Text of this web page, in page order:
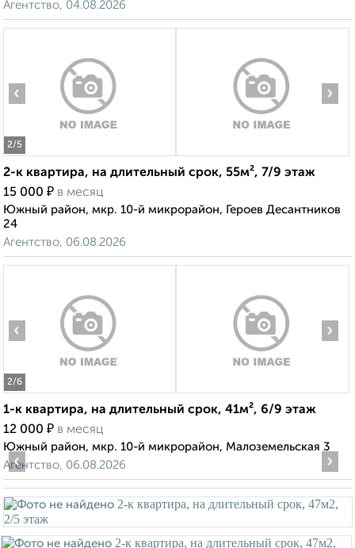
Агентство, 04.08.2026
2/5
‹ ›
2-к квартира, на длительный срок, 55м², 7/9 этаж
15 000 ₽ в месяц
Южный район, мкр. 10-й микрорайон, Героев Десантников
24
Агентство, 06.08.2026
2/6
‹ ›
1-к квартира, на длительный срок, 41м², 6/9 этаж
12 000 ₽ в месяц
Южный район, мкр. 10-й микрорайон, Малоземельская 3
Агентство, 06.08.2026
‹ ›